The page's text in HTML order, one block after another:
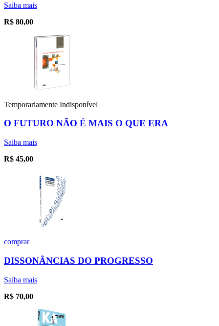
Saiba mais
R$ 80,00
Temporariamente Indisponível
O FUTURO NÃO É MAIS O QUE ERA
Saiba mais
R$ 45,00
comprar
DISSONÂNCIAS DO PROGRESSO
Saiba mais
R$ 70,00